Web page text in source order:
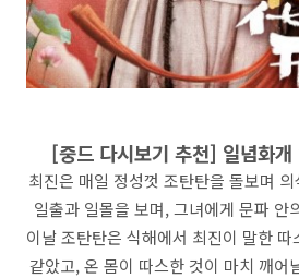
[중드 다시보기 추천] 일념화
최진은 매일 정성껏 조탄탄을 돌보며
일출과 일몰을 보며, 그녀에게 문파 안
이날 조탄탄은 식해에서 최진이 말한
같았고, 온 몸이 따스한 것이 마치 깨어